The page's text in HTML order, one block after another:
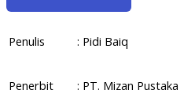
Penulis : Pidi Baiq
Penerbit : PT. Mizan Pustaka